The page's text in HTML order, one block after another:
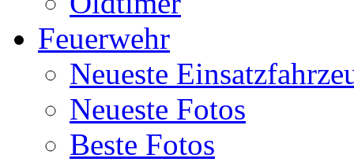
Feuerwehr
Neueste
Neueste Fotos
Beste Fotos